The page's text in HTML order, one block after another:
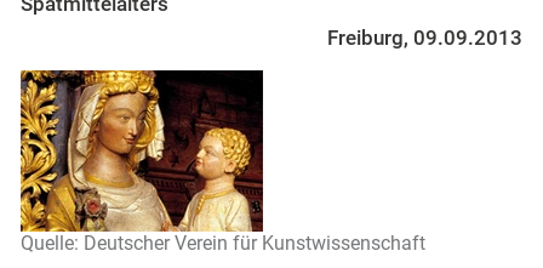
Spätmittelalters
Freiburg, 09.09.2013
Quelle: Deutscher Verein für Kunstwissenschaft